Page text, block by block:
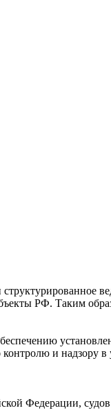
РФ. Таким
и надзору в
Федерации,